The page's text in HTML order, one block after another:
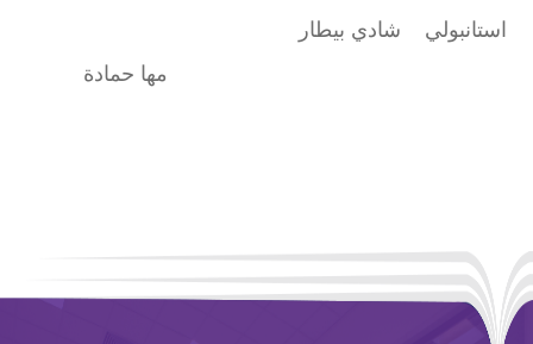
استانبولي شادي بيطار
مها حمادة